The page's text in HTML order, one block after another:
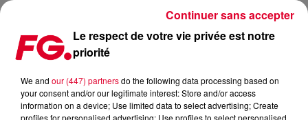
LA MUSIC STORY DU JOUR : LOST FREQUENCIES
Publié : 5 décembre 2024 à 11h29 par Christophe HUBERT
Le respect de votre vie privée est notre
priorité
We and our (447) partnersdo the following data processing based on
your consent and/or our legitimate interest: Store and/or access
information on a device; Use limited data to select advertising; Create
profiles for personalised advertising; Use profiles to select personalised
Continuer sans accepter